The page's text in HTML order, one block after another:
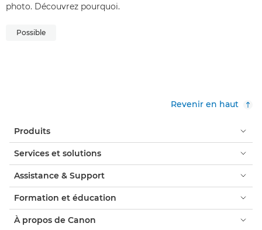
photo. Découvrez pourquoi.
Possible
Revenir en haut
Produits
Services et solutions
Assistance & Support
Formation et éducation
À propos de Canon